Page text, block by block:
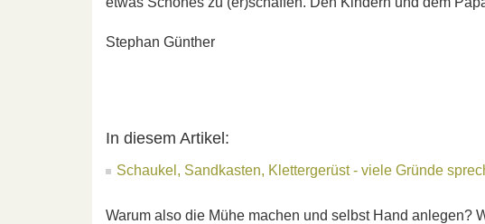
Stephan Günther
In diesem Artikel:
Schaukel, Sandkasten, Klettergerüst - viele Gründe
Warum also die Mühe machen und selbst Hand anlegen?